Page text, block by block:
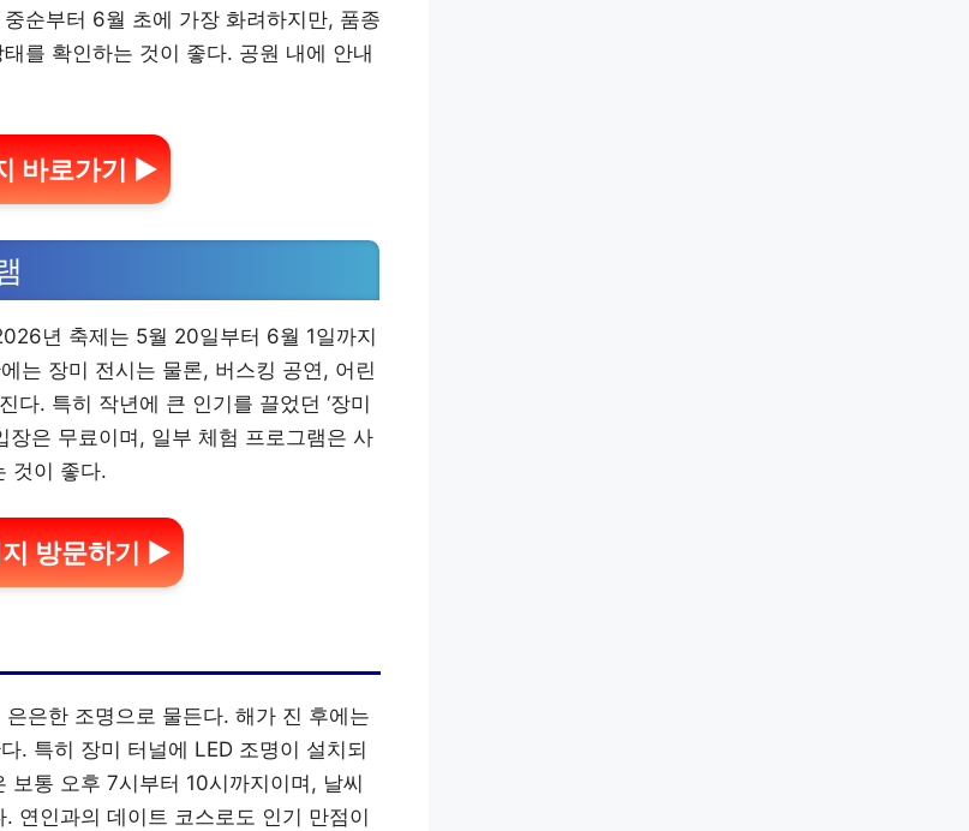
순부터 6월 초에 가장 화려하지만, 품종
를 확인하는 것이 좋다. 공원 내에 안내
바로가기 ▶
년 축제는 5월 20일부터 6월 1일까지
는 장미 전시는 물론, 버스킹 공연, 어린
다. 특히 작년에 큰 인기를 끌었던 ‘장미
장은 무료이며, 일부 체험 프로그램은 사
것이 좋다.
방문하기 ▶
은한 조명으로 물든다. 해가 진 후에는
. 특히 장미 터널에 LED 조명이 설치되
통 오후 7시부터 10시까지이며, 날씨
연인과의 데이트 코스로도 인기 만점이